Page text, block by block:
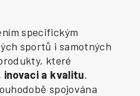
specifickým
sportů i samotných
které
a kvalitu.
spojována